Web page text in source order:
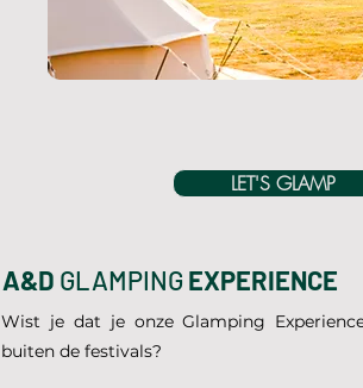
LET'S GLAMP
A&D GLAMPING EXPERIENCE​
​​Wist je dat je onze Glamping
buiten de festivals?